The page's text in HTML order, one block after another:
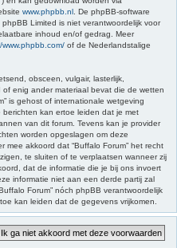
www.phpbb.nl . De phpBB-software
Limited is niet verantwoordelijk voor
inhoud en/of gedrag. Meer
of de Nederlandstalige
obsceen, vulgair, lasterlijk,
enig ander materiaal bevat die de wetten
is gehost of internationale wetgeving
kan ertoe leiden dat je met
van dit forum. Tevens kan je provider
worden opgeslagen om deze
akkoord dat “Buffalo Forum” het recht
te sluiten of te verplaatsen wanneer zij
dat de informatie die je bij ons invoert
informatie niet aan een derde partij zal
Forum” nóch phpBB verantwoordelijk
kan leiden dat de gegevens vrijkomen.